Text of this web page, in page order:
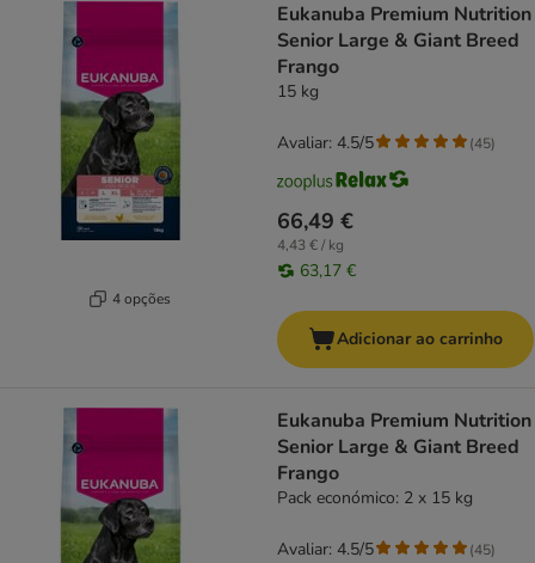
4 opções
Eukanuba Premium Nutrition
Senior Large & Giant Breed
Frango
15 kg
66,49 €
4,43 € / kg
63,17 €
Avaliar: 4.5/5 (45)
Adicionar ao carrinho
Eukanuba Premium Nutrition
Senior Large & Giant Breed
Frango
Pack económico: 2 x 15 kg
Avaliar: 4.5/5 (45)